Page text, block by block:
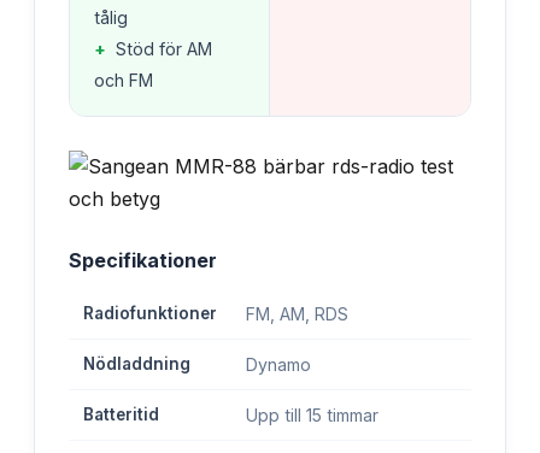
tålig
+ Stöd för AM
och FM
Specifikationer
Radiofunktioner FM, AM, RDS
Nödladdning Dynamo
Batteritid Upp till 15 timmar